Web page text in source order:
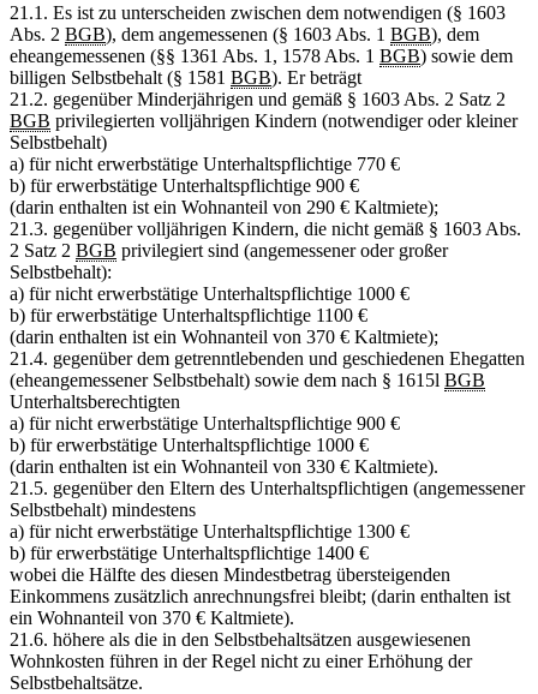
21.1. Es ist zu unterscheiden zwischen dem notwendigen (§ 1603
Abs. 2 BGB), dem angemessenen (§ 1603 Abs. 1 BGB), dem
eheangemessenen (§§ 1361 Abs. 1, 1578 Abs. 1 BGB) sowie dem
billigen Selbstbehalt (§ 1581 BGB). Er beträgt
21.2. gegenüber Minderjährigen und gemäß § 1603 Abs. 2 Satz 2
BGB privilegierten volljährigen Kindern (notwendiger oder kleiner
Selbstbehalt)
a) für nicht erwerbstätige Unterhaltspflichtige 770 €
b) für erwerbstätige Unterhaltspflichtige 900 €
(darin enthalten ist ein Wohnanteil von 290 € Kaltmiete);
21.3. gegenüber volljährigen Kindern, die nicht gemäß § 1603 Abs.
2 Satz 2 BGB privilegiert sind (angemessener oder großer
Selbstbehalt):
a) für nicht erwerbstätige Unterhaltspflichtige 1000 €
b) für erwerbstätige Unterhaltspflichtige 1100 €
(darin enthalten ist ein Wohnanteil von 370 € Kaltmiete);
21.4. gegenüber dem getrenntlebenden und geschiedenen Ehegatten
(eheangemessener Selbstbehalt) sowie dem nach § 1615l BGB
Unterhaltsberechtigten
a) für nicht erwerbstätige Unterhaltspflichtige 900 €
b) für erwerbstätige Unterhaltspflichtige 1000 €
(darin enthalten ist ein Wohnanteil von 330 € Kaltmiete).
21.5. gegenüber den Eltern des Unterhaltspflichtigen (angemessener
Selbstbehalt) mindestens
a) für nicht erwerbstätige Unterhaltspflichtige 1300 €
b) für erwerbstätige Unterhaltspflichtige 1400 €
wobei die Hälfte des diesen Mindestbetrag übersteigenden
Einkommens zusätzlich anrechnungsfrei bleibt; (darin enthalten ist
ein Wohnanteil von 370 € Kaltmiete).
21.6. höhere als die in den Selbstbehaltsätzen ausgewiesenen
Wohnkosten führen in der Regel nicht zu einer Erhöhung der
Selbstbehaltsätze.